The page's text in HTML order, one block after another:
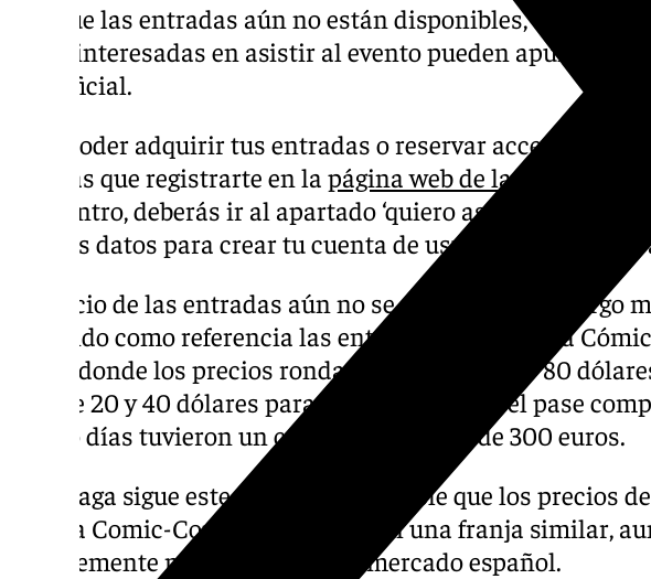
Aunque las entradas aún no están disponibles, aquellas
estén interesadas en asistir al evento pueden apuntarse
web oficial.
Para poder adquirir tus entradas o reservar acceso a
tendrás que registrarte en la página web de la propia
vez dentro, deberás ir al apartado ‘quiero asistir’ y
con tus datos para crear tu cuenta de usuario para asistir
El precio de las entradas aún no se conoce, sin embargo
tomando como referencia las entradas de la última
Diego donde los precios rondaron entre los 50 y 80
y entre 20 y 40 dólares para los más jóvenes; el pase
cuatro días tuvieron un coste aproximado de 300 euros.
Si Málaga sigue este patrón, es probable que los precios
para la Comic-Con Málaga estén en una franja similar,
posiblemente más adaptados al mercado español.